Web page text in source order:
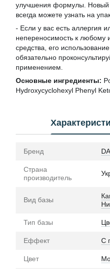
улучшения формулы. Новый
всегда можете узнать на
- Если у вас есть аллергия
непереносимость к любому
средства, его
обязательно
применением.
Основные ингредиенты:
Hydroxycyclohexyl Phenyl
Бренд
Страна
производитель
Вид базы
Тип базы
Еффект С
Цвет